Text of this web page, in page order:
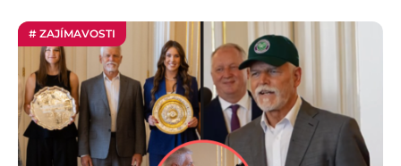
# ZAJÍMAVOSTI